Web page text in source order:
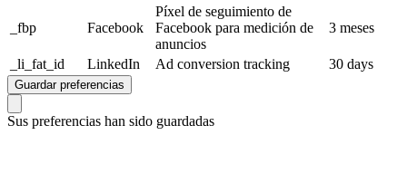
_fbp Facebook
Píxel de seguimiento de
Facebook para medición de
anuncios
3 meses
_li_fat_id LinkedIn Ad conversion tracking 30 days
Guardar preferencias
Sus preferencias han sido guardadas